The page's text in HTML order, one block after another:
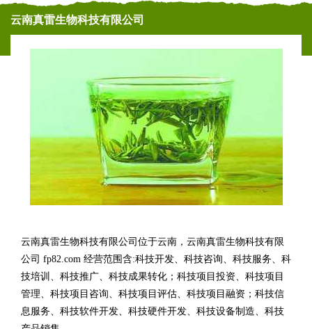
云南真雷生物科技有限公司
云南真雷生物科技有限公司位于云南，云南真雷生物科技有限
公司 fp82.com 经营范围含:科技开发、科技咨询、科技服务、科
技培训、科技推广、科技成果转化；科技项目投资、科技项目
管理、科技项目咨询、科技项目评估、科技项目融资；科技信
息服务、科技软件开发、科技硬件开发、科技设备制造、科技